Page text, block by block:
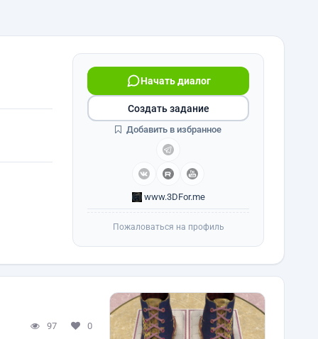
Начать диалог
www.3DFor.me
Создать задание
Добавить в избранное
Пожаловаться на профиль
97 0